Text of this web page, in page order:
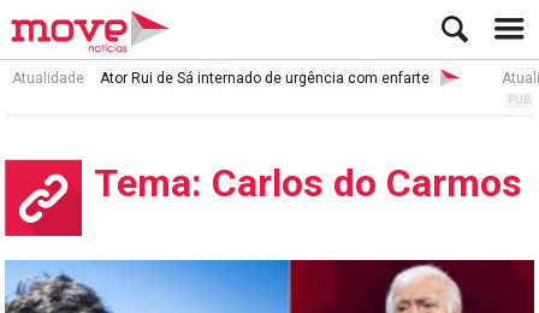
Atualidade Ator Rui de Sá internado de urgência com enfarte
Tema: Carlos do Carmos